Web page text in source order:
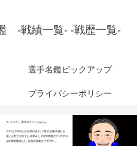
-戦績一覧- -戦歴一覧-
選手名鑑ピックアップ
プライバシーポリシー